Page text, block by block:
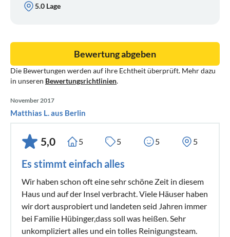
5.0 Lage
Die Bewertungen werden auf ihre Echtheit überprüft. Mehr dazu
in unseren Bewertungsrichtlinien.
Bewertung abgeben
November 2017
Matthias L. aus Berlin
5,0 5 5 5 5
Es stimmt einfach alles
Wir haben schon oft eine sehr schöne Zeit in diesem
Haus und auf der Insel verbracht. Viele Häuser haben
wir dort ausprobiert und landeten seid Jahren immer
bei Familie Hübinger,dass soll was heißen. Sehr
unkompliziert alles und ein tolles Reinigungsteam.